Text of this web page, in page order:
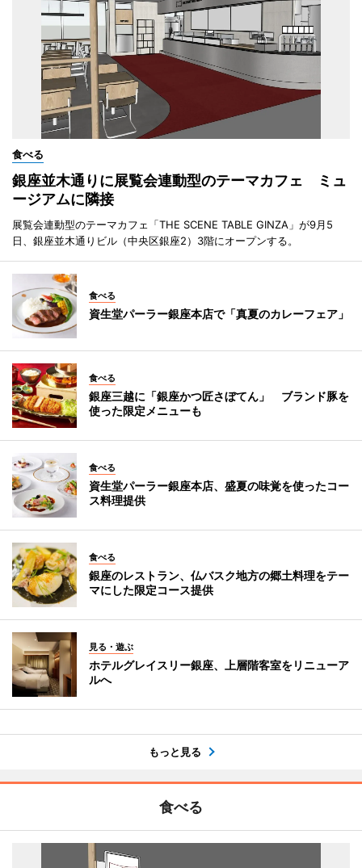
食べる
銀座並木通りに展覧会連動型のテーマカフェ ミュ
ージアムに隣接
展覧会連動型のテーマカフェ「THE SCENE TABLE GINZA」が9月5
日、銀座並木通りビル（中央区銀座2）3階にオープンする。
食べる
資生堂パーラー銀座本店で「真夏のカレーフェア」
食べる
銀座三越に「銀座かつ匠さぼてん」 ブランド豚を
使った限定メニューも
食べる
資生堂パーラー銀座本店、盛夏の味覚を使ったコー
ス料理提供
食べる
銀座のレストラン、仏バスク地方の郷土料理をテー
マにした限定コース提供
見る・遊ぶ
ホテルグレイスリー銀座、上層階客室をリニューア
ルへ
もっと見る
食べる